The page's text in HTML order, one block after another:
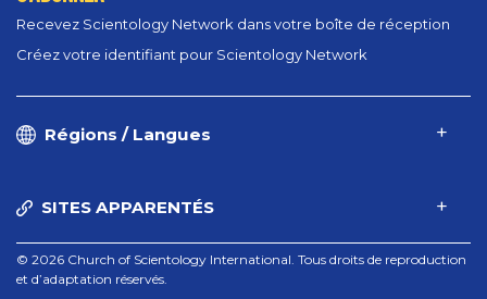
Recevez Scientology Network dans votre boîte de réception
Créez votre identifiant pour Scientology Network
Régions / Langues
SITES APPARENTÉS
© 2026 Church of Scientology International. Tous droits de reproduction
et d’adaptation réservés.